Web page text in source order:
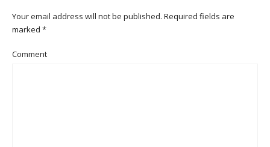
Your email address will not be published. Required fields are
marked *
Comment